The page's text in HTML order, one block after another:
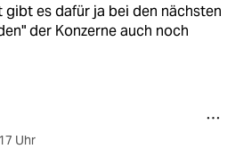
gibt es dafür ja bei den nächsten
der Konzerne auch noch
Uhr